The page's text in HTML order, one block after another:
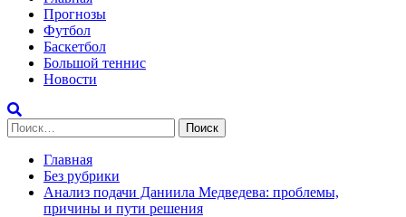
Прогнозы
Футбол
Баскетбол
Большой теннис
Новости
Найти:
Главная
Без рубрики
Анализ подачи Даниила Медведева: проблемы,
причины и пути решения